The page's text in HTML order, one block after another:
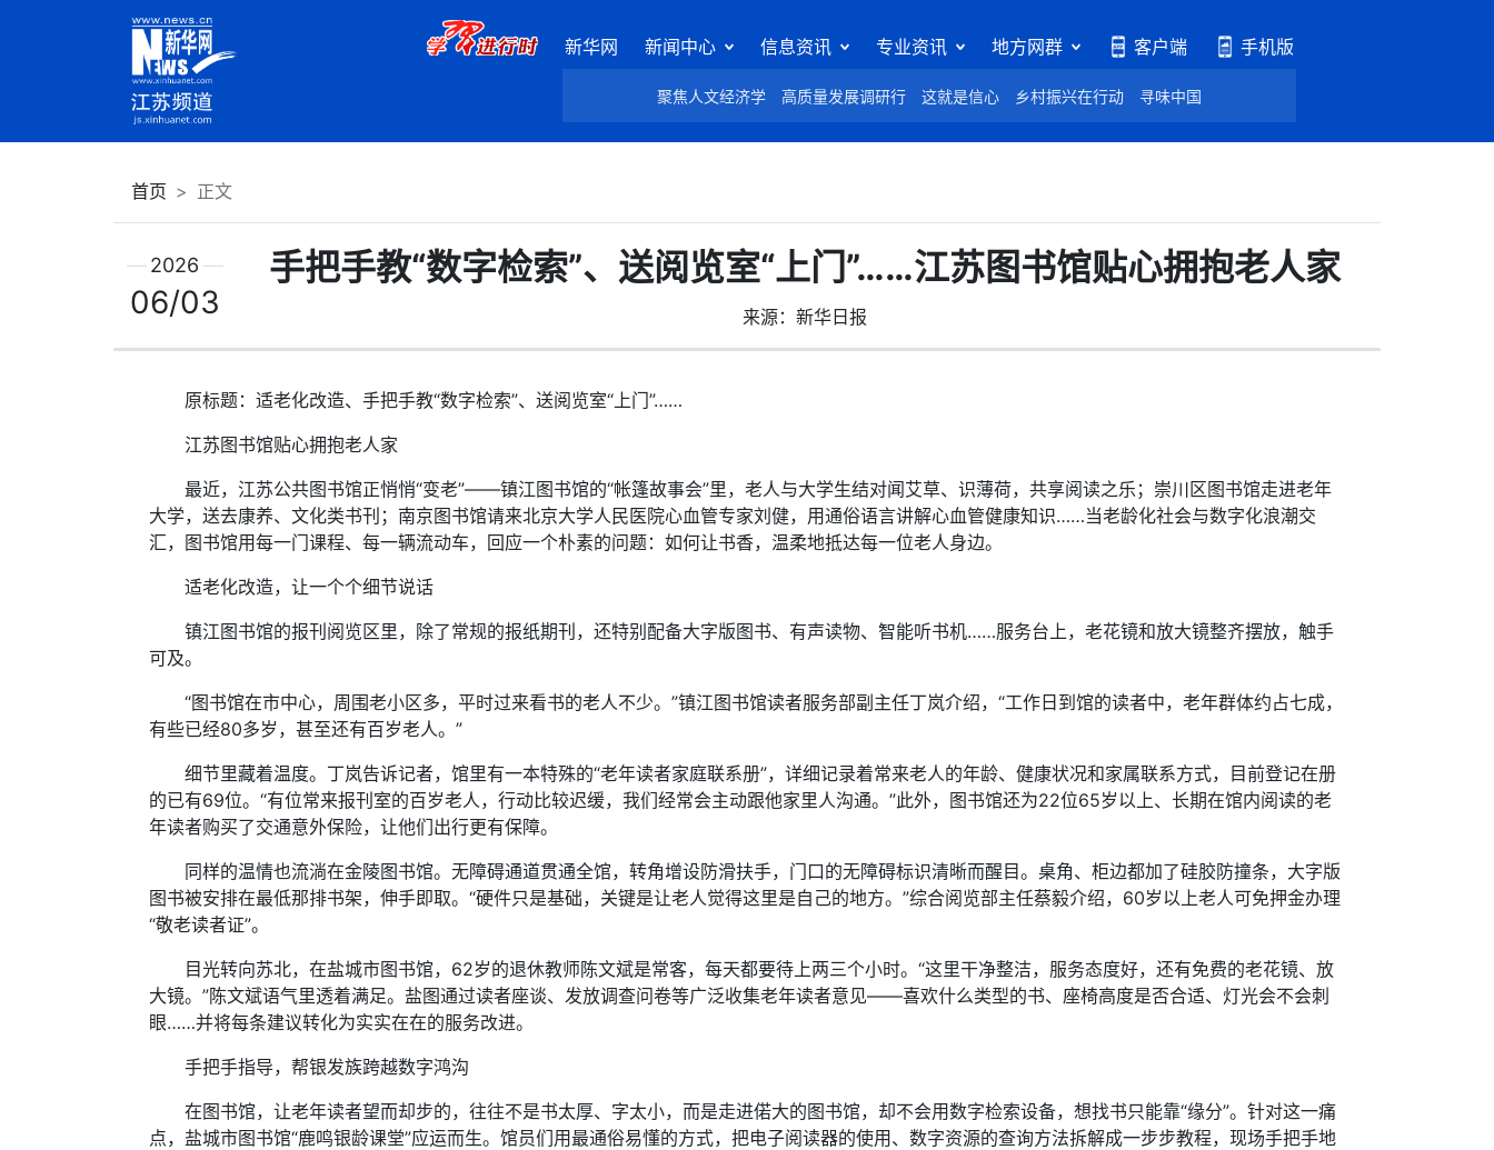
新华网 新闻中心 信息资讯 专业资讯 地方网群 客户端 手机版
聚焦人文经济学 高质量发展调研行 这就是信心 乡村振兴在行动 寻味中国
首页 正文
手把手教“数字检索”、送阅览室“上门”……江苏图书馆贴心拥抱老人家
来源：新华日报
2026
06/03
原标题：适老化改造、手把手教“数字检索”、送阅览室“上门”……
江苏图书馆贴心拥抱老人家
最近，江苏公共图书馆正悄悄“变老”——镇江图书馆的“帐篷故事会”里，老人与大学生结对闻艾草、识薄荷，共享阅读之乐；崇川区图书馆走进老年
大学，送去康养、文化类书刊；南京图书馆请来北京大学人民医院心血管专家刘健，用通俗语言讲解心血管健康知识……当老龄化社会与数字化浪潮交
汇，图书馆用每一门课程、每一辆流动车，回应一个朴素的问题：如何让书香，温柔地抵达每一位老人身边。
适老化改造，让一个个细节说话
镇江图书馆的报刊阅览区里，除了常规的报纸期刊，还特别配备大字版图书、有声读物、智能听书机……服务台上，老花镜和放大镜整齐摆放，触手
可及。
“图书馆在市中心，周围老小区多，平时过来看书的老人不少。”镇江图书馆读者服务部副主任丁岚介绍，“工作日到馆的读者中，老年群体约占七成，
有些已经80多岁，甚至还有百岁老人。”
细节里藏着温度。丁岚告诉记者，馆里有一本特殊的“老年读者家庭联系册”，详细记录着常来老人的年龄、健康状况和家属联系方式，目前登记在册
的已有69位。“有位常来报刊室的百岁老人，行动比较迟缓，我们经常会主动跟他家里人沟通。”此外，图书馆还为22位65岁以上、长期在馆内阅读的老
年读者购买了交通意外保险，让他们出行更有保障。
同样的温情也流淌在金陵图书馆。无障碍通道贯通全馆，转角增设防滑扶手，门口的无障碍标识清晰而醒目。桌角、柜边都加了硅胶防撞条，大字版
图书被安排在最低那排书架，伸手即取。“硬件只是基础，关键是让老人觉得这里是自己的地方。”综合阅览部主任蔡毅介绍，60岁以上老人可免押金办理
“敬老读者证”。
目光转向苏北，在盐城市图书馆，62岁的退休教师陈文斌是常客，每天都要待上两三个小时。“这里干净整洁，服务态度好，还有免费的老花镜、放
大镜。”陈文斌语气里透着满足。盐图通过读者座谈、发放调查问卷等广泛收集老年读者意见——喜欢什么类型的书、座椅高度是否合适、灯光会不会刺
眼……并将每条建议转化为实实在在的服务改进。
手把手指导，帮银发族跨越数字鸿沟
在图书馆，让老年读者望而却步的，往往不是书太厚、字太小，而是走进偌大的图书馆，却不会用数字检索设备，想找书只能靠“缘分”。针对这一痛
点，盐城市图书馆“鹿鸣银龄课堂”应运而生。馆员们用最通俗易懂的方式，把电子阅读器的使用、数字资源的查询方法拆解成一步步教程，现场手把手地